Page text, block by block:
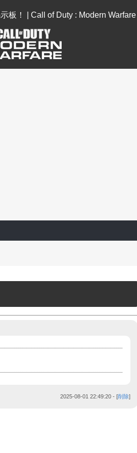
板！ | Call of Duty : Modern
2025-08-01 22:49:20 - [削除]